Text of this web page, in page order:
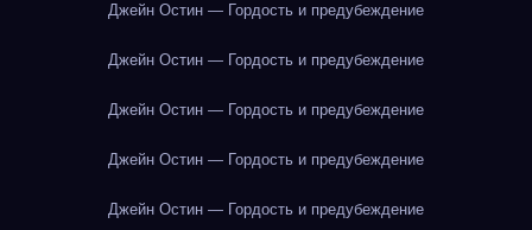
Джейн Остин — Гордость и предубеждение
Джейн Остин — Гордость и предубеждение
Джейн Остин — Гордость и предубеждение
Джейн Остин — Гордость и предубеждение
Джейн Остин — Гордость и предубеждение